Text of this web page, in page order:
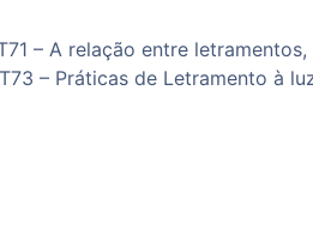
– A relação entre
– Práticas de Letramento à